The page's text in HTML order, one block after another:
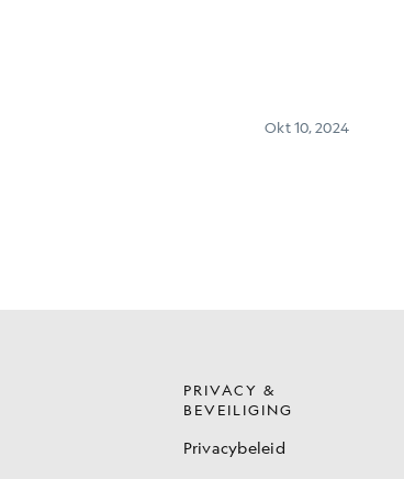
PRIVACY &
BEVEILIGING
Privacybeleid